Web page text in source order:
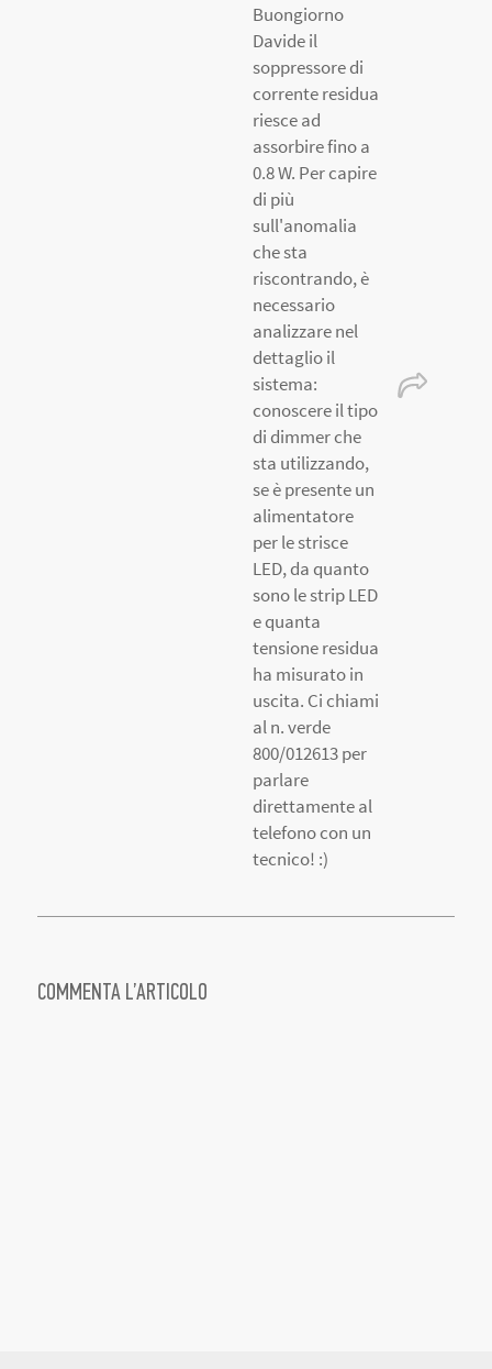
Buongiorno
Davide il
soppressore di
corrente residua
riesce ad
assorbire fino a
0.8 W. Per capire
di più
sull'anomalia
che sta
riscontrando, è
necessario
analizzare nel
dettaglio il
sistema:
conoscere il tipo
di dimmer che
sta utilizzando,
se è presente un
alimentatore
per le strisce
LED, da quanto
sono le strip LED
e quanta
tensione residua
ha misurato in
uscita. Ci chiami
al n. verde
800/012613 per
parlare
direttamente al
telefono con un
tecnico! :)
COMMENTA L’ARTICOLO